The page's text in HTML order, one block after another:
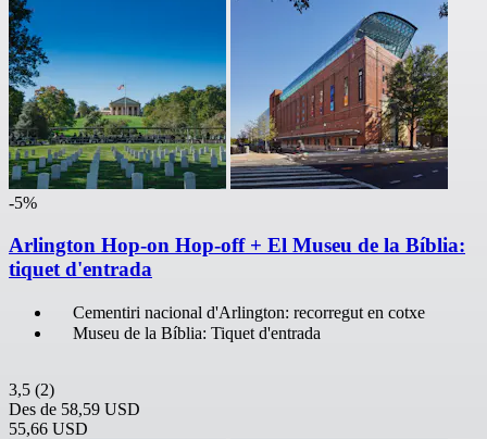
-5%
Arlington Hop-on Hop-off + El Museu de la Bíblia:
tiquet d'entrada
Cementiri nacional d'Arlington: recorregut en cotxe
Museu de la Bíblia: Tiquet d'entrada
3,5 (2)
Des de 58,59 USD
55,66 USD